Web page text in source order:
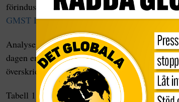
förindustriell tid (anomali) har registrerats. För
GMST Data Sets – Paris Agreement
Analysen resulterar i 4 tabeller som visar
dagen en temperatur överskrids, första
överskridits.
Tabell 1.Tidpunkt när en dagstemperatur